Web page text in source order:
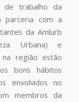
de trabalho da
parceria com a
da Amlurb
Urbana) e
região estão
bons hábitos
envolvidos no
membros da